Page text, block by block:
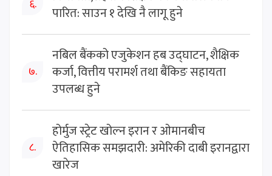
६.
पारित: साउन १ देखि नै लागू हुने
७.
नबिल बैंकको एजुकेशन हब उद्घाटन, शैक्षिक
कर्जा, वित्तीय परामर्श तथा बैंकिङ सहायता
उपलब्ध हुने
८.
होर्मुज स्ट्रेट खोल्न इरान र ओमानबीच
ऐतिहासिक समझदारी: अमेरिकी दाबी इरानद्वारा
खारेज